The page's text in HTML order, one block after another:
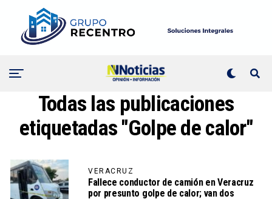
Todas las publicaciones
etiquetadas "Golpe de calor"
VERACRUZ
Fallece conductor de camión en Veracruz
por presunto golpe de calor; van dos